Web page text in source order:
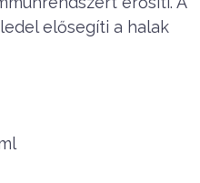
elősegíti a halak